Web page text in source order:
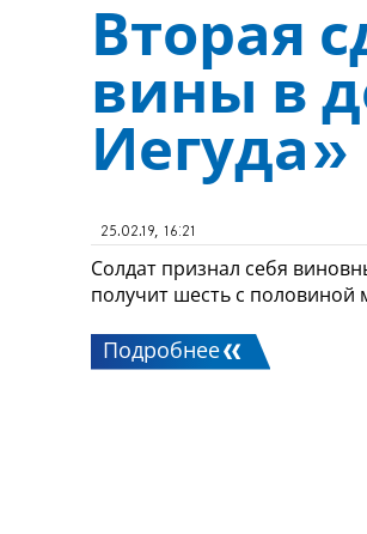
Вторая
вины в
Иегуда»
25.02.19, 16:21
Солдат признал себя
получит шесть с
Подробнее